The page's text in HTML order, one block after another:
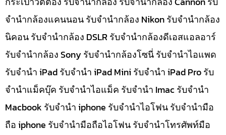
จำนำกล้องแคนนอน รับจำนำกล้อง Nikon รับจำนำกล้อง
นิคอน รับจำนำกล้อง DSLR รับจำนำกล้องดีเอสแอลอาร์
รับจำนำกล้อง Sony รับจำนำกล้องโซนี่ รับจำนำไอแพด
รับจำนำ iPad รับจำนำ iPad Mini รับจำนำ iPad Pro รับ
จำนำแม็คบุ๊ค รับจำนำไอแม็ค รับจำนำ Imac รับจำนำ
Macbook รับจำนำ iphone รับจำนำไอโฟน รับจำนำมือ
ถือ iphone รับจำนำมือถือไอโฟน รับจำนำโทรศัพท์มือ